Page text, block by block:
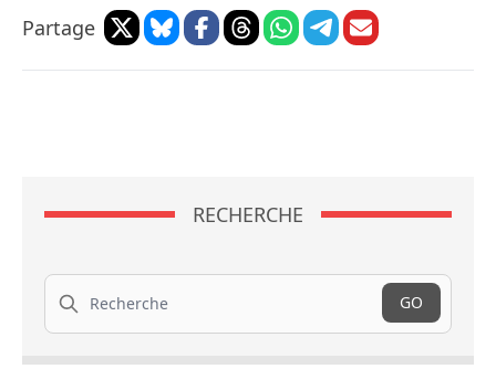
Partage
RECHERCHE
Recherche
GO